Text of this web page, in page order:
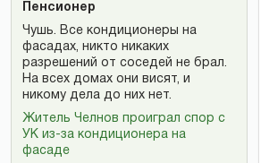
Пенсионер
Чушь. Все кондиционеры на
фасадах, никто никаких
разрешений от соседей не брал.
На всех домах они висят, и
никому дела до них нет.
Житель Челнов проиграл спор с
УК из-за кондиционера на
фасаде